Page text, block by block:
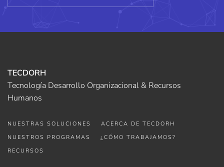
TECDORH
Tecnología Desarrollo Organizacional & Recursos
Humanos
NUESTRAS SOLUCIONES
ACERCA DE TECDORH
NUESTROS PROGRAMAS
¿CÓMO TRABAJAMOS?
RECURSOS